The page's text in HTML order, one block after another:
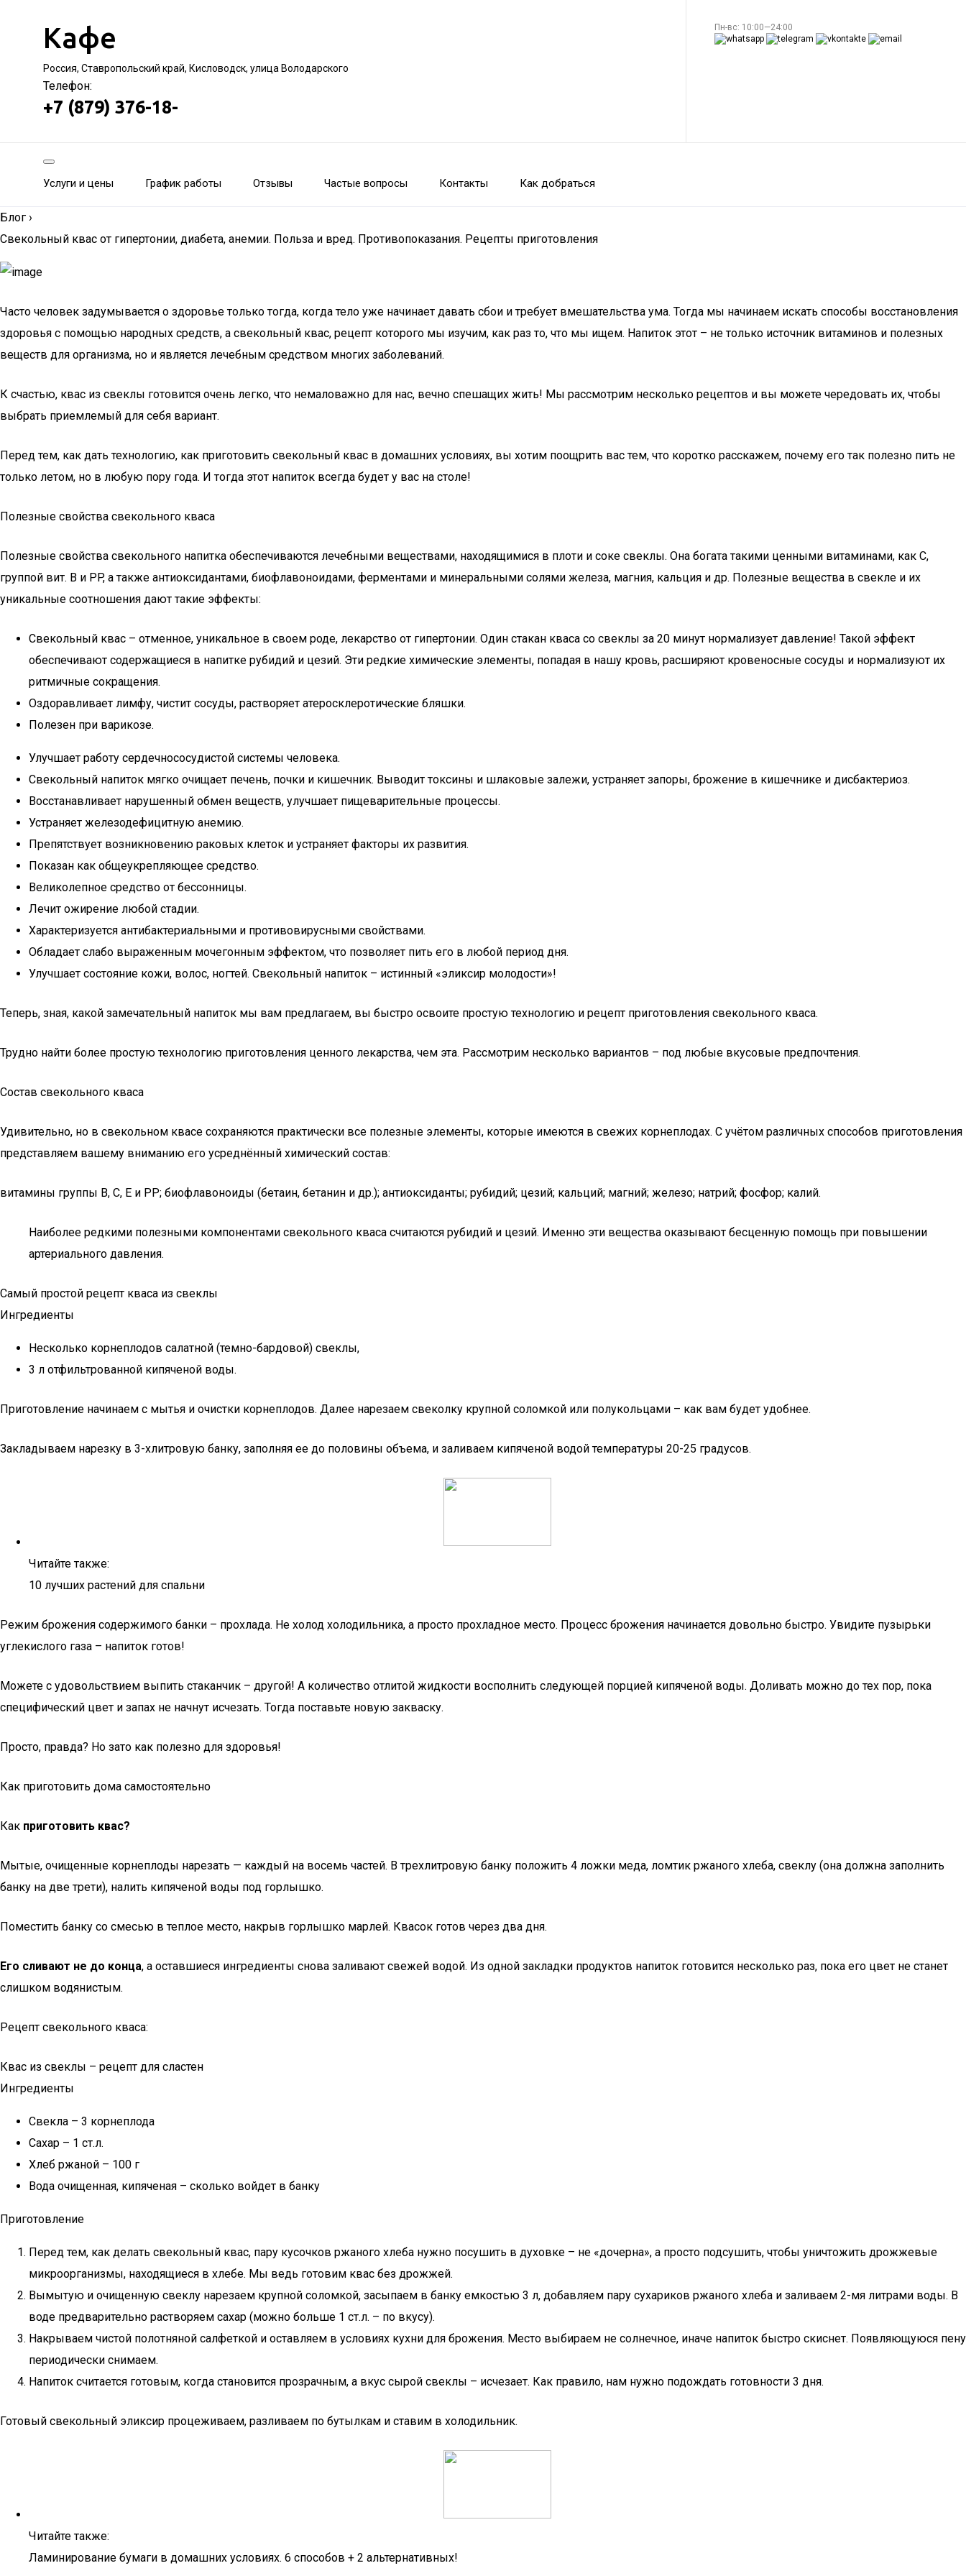
Кафе
Россия, Ставропольский край, Кисловодск, улица Володарского
Телефон:
+7 (879) 376-18-
Пн-вс: 10:00—24:00
Услуги и цены График работы Отзывы Частые вопросы Контакты Как добраться
Блог ›
Свекольный квас от гипертонии, диабета, анемии. Польза и вред. Противопоказания. Рецепты приготовления
Часто человек задумывается о здоровье только тогда, когда тело уже начинает давать сбои и требует вмешательства ума. Тогда мы начинаем искать способы восстановления
здоровья с помощью народных средств, а свекольный квас, рецепт которого мы изучим, как раз то, что мы ищем. Напиток этот – не только источник витаминов и полезных
веществ для организма, но и является лечебным средством многих заболеваний.
К счастью, квас из свеклы готовится очень легко, что немаловажно для нас, вечно спешащих жить! Мы рассмотрим несколько рецептов и вы можете чередовать их, чтобы
выбрать приемлемый для себя вариант.
Перед тем, как дать технологию, как приготовить свекольный квас в домашних условиях, вы хотим поощрить вас тем, что коротко расскажем, почему его так полезно пить не
только летом, но в любую пору года. И тогда этот напиток всегда будет у вас на столе!
Полезные свойства свекольного кваса
Полезные свойства свекольного напитка обеспечиваются лечебными веществами, находящимися в плоти и соке свеклы. Она богата такими ценными витаминами, как С,
группой вит. В и PP, а также антиоксидантами, биофлавоноидами, ферментами и минеральными солями железа, магния, кальция и др. Полезные вещества в свекле и их
уникальные соотношения дают такие эффекты:
Свекольный квас – отменное, уникальное в своем роде, лекарство от гипертонии. Один стакан кваса со свеклы за 20 минут нормализует давление! Такой эффект
обеспечивают содержащиеся в напитке рубидий и цезий. Эти редкие химические элементы, попадая в нашу кровь, расширяют кровеносные сосуды и нормализуют их
ритмичные сокращения.
Оздоравливает лимфу, чистит сосуды, растворяет атеросклеротические бляшки.
Полезен при варикозе.
Улучшает работу сердечнососудистой системы человека.
Свекольный напиток мягко очищает печень, почки и кишечник. Выводит токсины и шлаковые залежи, устраняет запоры, брожение в кишечнике и дисбактериоз.
Восстанавливает нарушенный обмен веществ, улучшает пищеварительные процессы.
Устраняет железодефицитную анемию.
Препятствует возникновению раковых клеток и устраняет факторы их развития.
Показан как общеукрепляющее средство.
Великолепное средство от бессонницы.
Лечит ожирение любой стадии.
Характеризуется антибактериальными и противовирусными свойствами.
Обладает слабо выраженным мочегонным эффектом, что позволяет пить его в любой период дня.
Улучшает состояние кожи, волос, ногтей. Свекольный напиток – истинный «эликсир молодости»!
Теперь, зная, какой замечательный напиток мы вам предлагаем, вы быстро освоите простую технологию и рецепт приготовления свекольного кваса.
Трудно найти более простую технологию приготовления ценного лекарства, чем эта. Рассмотрим несколько вариантов – под любые вкусовые предпочтения.
Состав свекольного кваса
Удивительно, но в свекольном квасе сохраняются практически все полезные элементы, которые имеются в свежих корнеплодах. С учётом различных способов приготовления
представляем вашему вниманию его усреднённый химический состав:
витамины группы В, С, Е и РР; биофлавоноиды (бетаин, бетанин и др.); антиоксиданты; рубидий; цезий; кальций; магний; железо; натрий; фосфор; калий.
Наиболее редкими полезными компонентами свекольного кваса считаются рубидий и цезий. Именно эти вещества оказывают бесценную помощь при повышении
артериального давления.
Самый простой рецепт кваса из свеклы
Ингредиенты
Несколько корнеплодов салатной (темно-бардовой) свеклы,
3 л отфильтрованной кипяченой воды.
Приготовление начинаем с мытья и очистки корнеплодов. Далее нарезаем свеколку крупной соломкой или полукольцами – как вам будет удобнее.
Закладываем нарезку в 3-хлитровую банку, заполняя ее до половины объема, и заливаем кипяченой водой температуры 20-25 градусов.
Читайте также:
10 лучших растений для спальни
Режим брожения содержимого банки – прохлада. Не холод холодильника, а просто прохладное место. Процесс брожения начинается довольно быстро. Увидите пузырьки
углекислого газа – напиток готов!
Можете с удовольствием выпить стаканчик – другой! А количество отлитой жидкости восполнить следующей порцией кипяченой воды. Доливать можно до тех пор, пока
специфический цвет и запах не начнут исчезать. Тогда поставьте новую закваску.
Просто, правда? Но зато как полезно для здоровья!
Как приготовить дома самостоятельно
Как приготовить квас?
Мытые, очищенные корнеплоды нарезать — каждый на восемь частей. В трехлитровую банку положить 4 ложки меда, ломтик ржаного хлеба, свеклу (она должна заполнить
банку на две трети), налить кипяченой воды под горлышко.
Поместить банку со смесью в теплое место, накрыв горлышко марлей. Квасок готов через два дня.
Его сливают не до конца, а оставшиеся ингредиенты снова заливают свежей водой. Из одной закладки продуктов напиток готовится несколько раз, пока его цвет не станет
слишком водянистым.
Рецепт свекольного кваса:
Квас из свеклы – рецепт для сластен
Ингредиенты
Свекла – 3 корнеплода
Сахар – 1 ст.л.
Хлеб ржаной – 100 г
Вода очищенная, кипяченая – сколько войдет в банку
Приготовление
Перед тем, как делать свекольный квас, пару кусочков ржаного хлеба нужно посушить в духовке – не «дочерна», а просто подсушить, чтобы уничтожить дрожжевые
микроорганизмы, находящиеся в хлебе. Мы ведь готовим квас без дрожжей.
Вымытую и очищенную свеклу нарезаем крупной соломкой, засыпаем в банку емкостью 3 л, добавляем пару сухариков ржаного хлеба и заливаем 2-мя литрами воды. В
воде предварительно растворяем сахар (можно больше 1 ст.л. – по вкусу).
Накрываем чистой полотняной салфеткой и оставляем в условиях кухни для брожения. Место выбираем не солнечное, иначе напиток быстро скиснет. Появляющуюся пену
периодически снимаем.
Напиток считается готовым, когда становится прозрачным, а вкус сырой свеклы – исчезает. Как правило, нам нужно подождать готовности 3 дня.
Готовый свекольный эликсир процеживаем, разливаем по бутылкам и ставим в холодильник.
Читайте также:
Ламинирование бумаги в домашних условиях. 6 способов + 2 альтернативных!